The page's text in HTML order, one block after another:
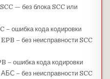
— без блока SCC или
– ошибка кода кодировки
– без неисправности SCC
– ошибка кода кодировки
– без неисправности SCC